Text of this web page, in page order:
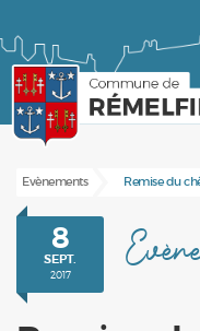
Evènements Remise du
8
SEPT.
2017